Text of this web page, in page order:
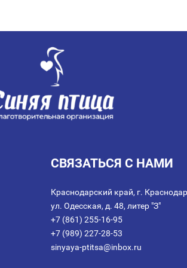
СВЯЗАТЬСЯ С НАМИ
Краснодарский край, г.
ул. Одесская, д. 48, литер "З"
+7 (861) 255-16-95
+7 (989) 227-28-53
sinyaya-ptitsa@inbox.ru